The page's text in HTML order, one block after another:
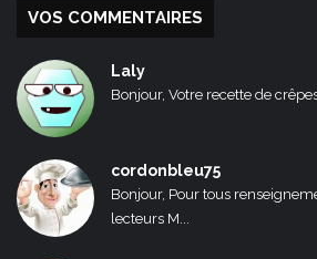
VOS COMMENTAIRES
Laly
Bonjour, Votre recette de
cordonbleu75
Bonjour, Pour tous
lecteurs M...